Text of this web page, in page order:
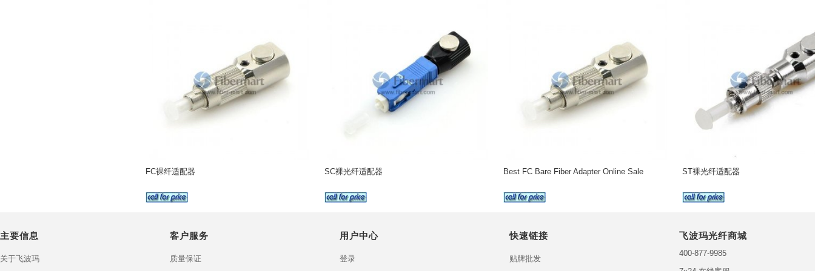
FC裸纤适配器 SC裸光纤适配器 Best FC Bare Fiber Adapter Online Sale ST裸光纤适配器
主要信息
关于飞波玛
客户服务
质量保证
用户中心
登录
快速链接
贴牌批发
飞波玛光纤商城
400-877-9985